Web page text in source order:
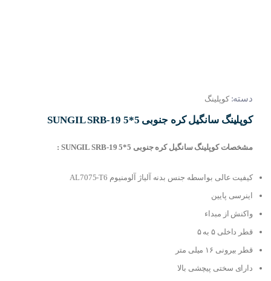
دسته: کوپلینگ
کوپلینگ سانگیل کره جنوبی SUNGIL SRB-19 5*5
مشخصات کوپلینگ سانگیل کره جنوبی SUNGIL SRB-19 5*5 :
کیفیت عالی بواسطه جنس بدنه آلیاژ آلومنیوم AL7075-T6
اینرسی پایین
واکنش از مبداء
قطر داخلی ۵ به ۵
قطر بیرونی ۱۶ میلی متر
دارای سختی پیچشی بالا